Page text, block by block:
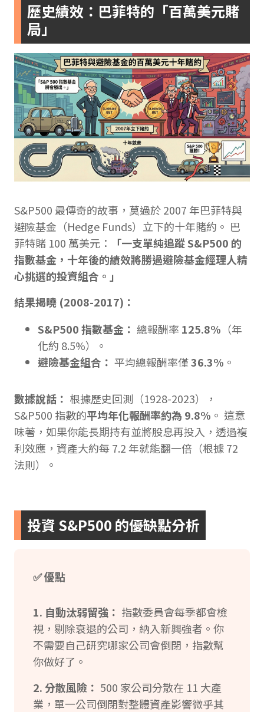
歷史績效：巴菲特的「百萬美元賭
局」
S&P500 最傳奇的故事，莫過於 2007 年巴菲特與
避險基金（Hedge Funds）立下的十年賭約。 巴
菲特賭 100 萬美元：
「一支單純追蹤 S&P500 的
指數基金，十年後的績效將勝過避險基金經理人精
心挑選的投資組合。」
結果揭曉 (2008-2017)：
S&P500指數基金： 總報酬率 125.8% （年
化約 8.5%）。
避險基金組合： 平均總報酬率僅36.3% 。
數據說話： 根據歷史回測（1928-2023），
S&P500 指數的平均年化報酬率約為 9.8% 。 這意
味著，如果你能長期持有並將股息再投入，透過複
利效應，資產大約每 7.2 年就能翻一倍（根據 72
法則）。
投資 S&P500 的優缺點分析
✅ 優點
1. 自動汰弱留強： 指數委員會每季都會檢
視，剔除衰退的公司，納入新興強者。你
不需要自己研究哪家公司會倒閉，指數幫
你做好了。
2. 分散風險： 500 家公司分散在 11 大產
業，單一公司倒閉對整體資產影響微乎其